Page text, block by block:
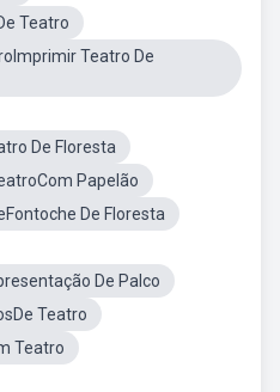
Teatro
Teatro De
De Floresta
Papelão
De Floresta
De Palco
Teatro
Teatro